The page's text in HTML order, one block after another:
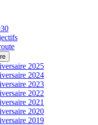
2025
2024
2023
2022
2021
2020
2019